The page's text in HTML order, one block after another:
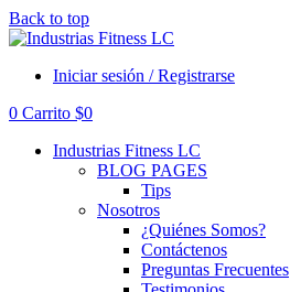
Back to top
Iniciar sesión / Registrarse
0 Carrito $0
Industrias Fitness LC
BLOG PAGES
Tips
Nosotros
¿Quiénes Somos?
Contáctenos
Preguntas Frecuentes